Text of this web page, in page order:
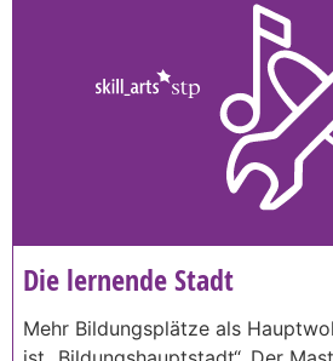
Die lernende Stadt
Mehr Bildungsplätze als